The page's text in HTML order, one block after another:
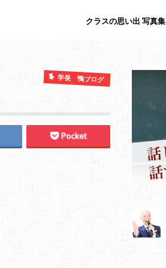
クラスの思い出 写真集
学長 鴨ブログ
Pocket